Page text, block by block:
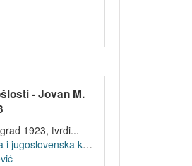
- Jovan M.
1923, tvrdi...
književnost